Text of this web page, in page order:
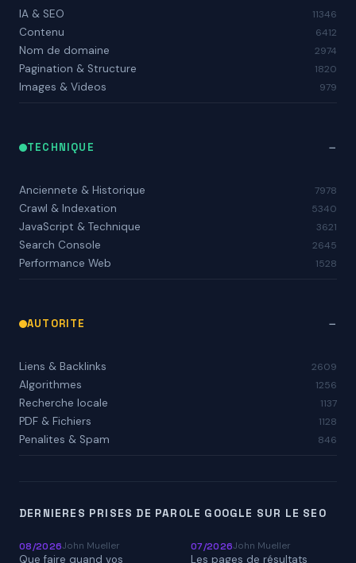
IA & SEO 11346
Contenu 6412
Nom de domaine 2974
Pagination & Structure 1820
Images & Videos 979
TECHNIQUE
Anciennete & Historique 7978
Crawl & Indexation 5340
JavaScript & Technique 3621
Search Console 2645
Performance Web 1528
AUTORITE
Liens & Backlinks 2609
Algorithmes 1256
Recherche locale 1137
PDF & Fichiers 1128
Penalites & Spam 846
DERNIERES PRISES DE PAROLE GOOGLE SUR LE SEO
08/2026John Mueller
Que faire quand vos
07/2026John Mueller
Les pages de résultats